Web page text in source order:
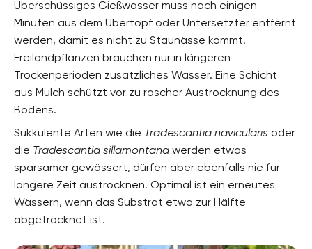
Überschüssiges Gießwasser muss nach einigen
Minuten aus dem Übertopf oder Untersetzter entfernt
werden, damit es nicht zu Staunässe kommt.
Freilandpflanzen brauchen nur in längeren
Trockenperioden zusätzliches Wasser. Eine Schicht
aus Mulch schützt vor zu rascher Austrocknung des
Bodens.
Sukkulente Arten wie die Tradescantia navicularis oder
die Tradescantia sillamontana werden etwas
sparsamer gewässert, dürfen aber ebenfalls nie für
längere Zeit austrocknen. Optimal ist ein erneutes
Wässern, wenn das Substrat etwa zur Hälfte
abgetrocknet ist.